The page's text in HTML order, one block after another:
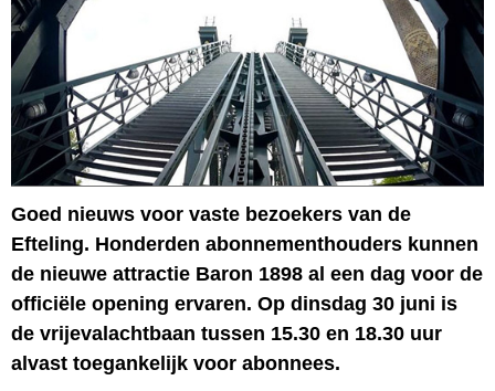
Goed nieuws voor vaste bezoekers van de
Efteling. Honderden abonnementhouders kunnen
de nieuwe attractie Baron 1898 al een dag voor de
officiële opening ervaren. Op dinsdag 30 juni is
de vrijevalachtbaan tussen 15.30 en 18.30 uur
alvast toegankelijk voor abonnees.